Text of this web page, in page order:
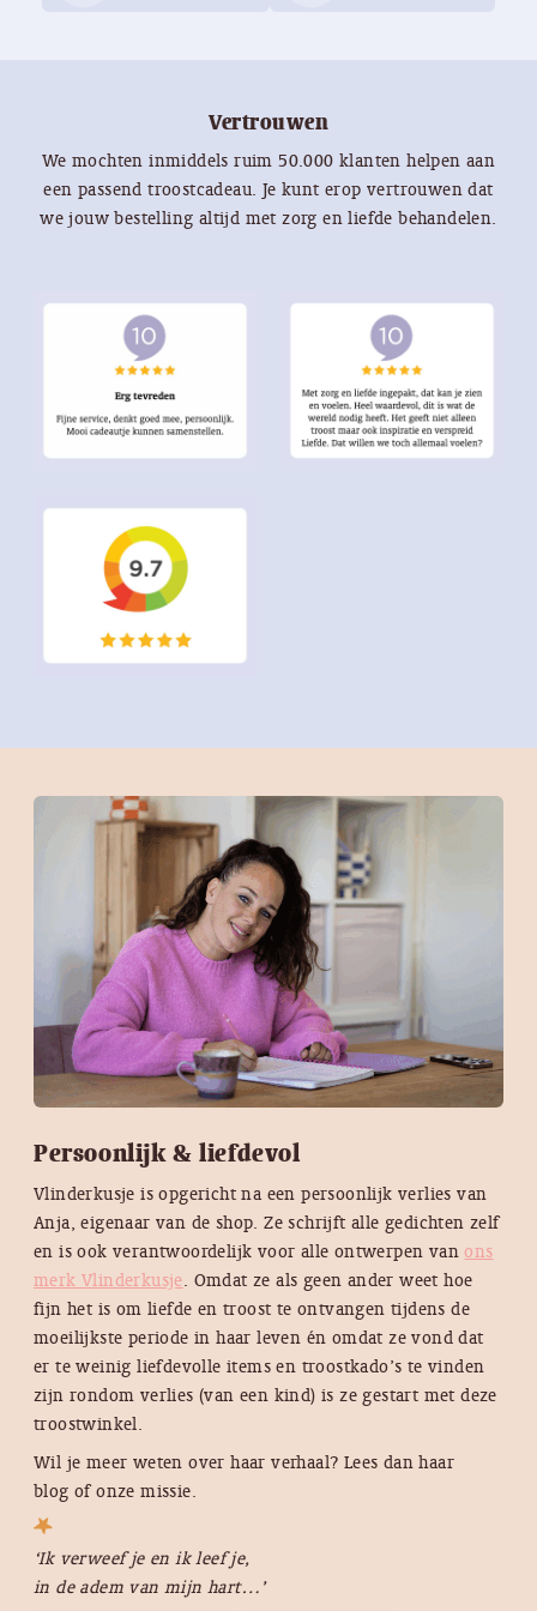
Vertrouwen
We mochten inmiddels ruim 50.000 klanten helpen aan
een passend troostcadeau. Je kunt erop vertrouwen dat
we jouw bestelling altijd met zorg en liefde behandelen.
Persoonlijk & liefdevol
Vlinderkusje is opgericht na een persoonlijk verlies van
Anja, eigenaar van de shop. Ze schrijft alle gedichten zelf
en is ook verantwoordelijk voor alle ontwerpen van ons
merk Vlinderkusje. Omdat ze als geen ander weet hoe
fijn het is om liefde en troost te ontvangen tijdens de
moeilijkste periode in haar leven én omdat ze vond dat
er te weinig liefdevolle items en troostkado’s te vinden
zijn rondom verlies (van een kind) is ze gestart met deze
troostwinkel.
Wil je meer weten over haar verhaal? Lees dan haar
blog of onze missie.
‘Ik verweef je en ik leef je,
in de adem van mijn hart…’